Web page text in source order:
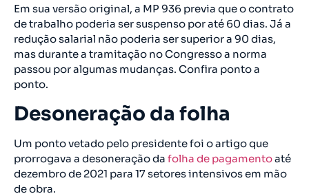
Em sua versão original, a MP 936 previa que o contrato
de trabalho poderia ser suspenso por até 60 dias. Já a
redução salarial não poderia ser superior a 90 dias,
mas durante a tramitação no Congresso a norma
passou por algumas mudanças. Confira ponto a
ponto.
Desoneração da folha
Um ponto vetado pelo presidente foi o artigo que
prorrogava a desoneração da folha de pagamentoaté
dezembro de 2021 para 17 setores intensivos em mão
de obra.